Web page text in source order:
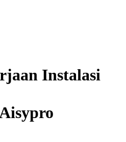
Instalasi